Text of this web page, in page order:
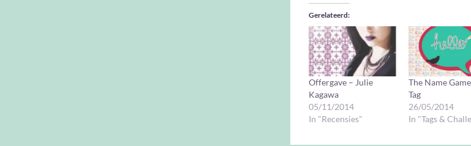
Gerelateerd
Offergave – Julie
Kagawa
05/11/2014
In "Recensies"
The Name
Tag
26/05/2014
In "Tags &